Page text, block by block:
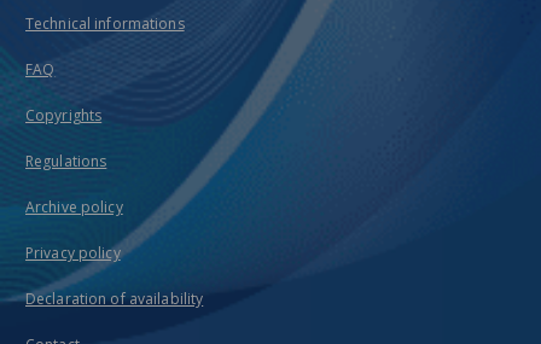
Technical informations
FAQ
Copyrights
Regulations
Archive policy
Privacy policy
Declaration of availability